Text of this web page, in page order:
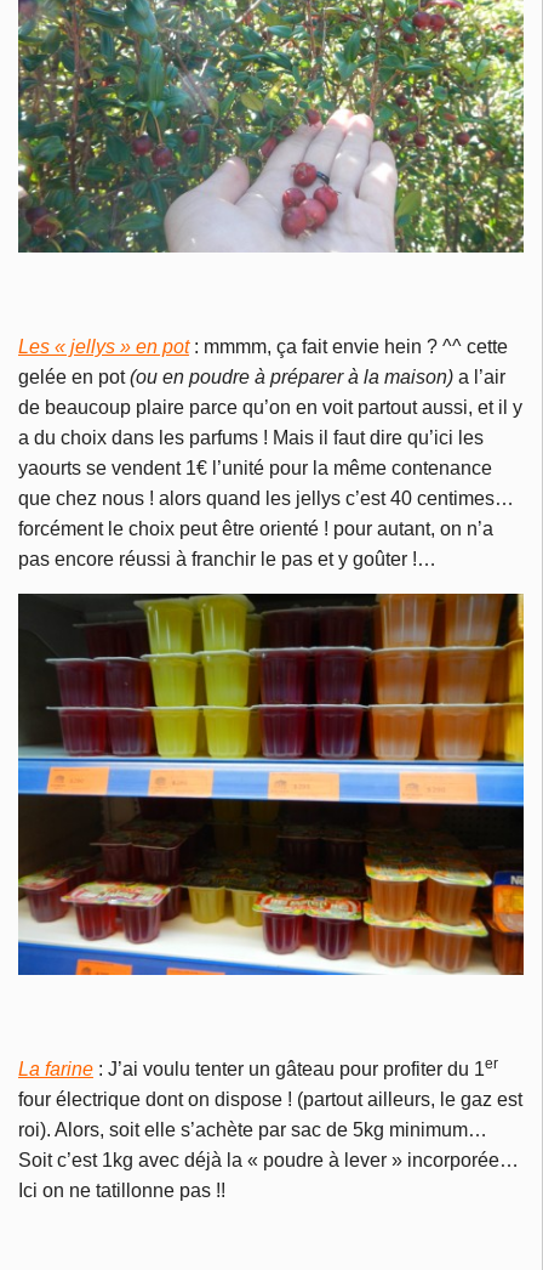
Les « jellys » en pot: mmmm, ça fait envie hein ? ^^ cette
gelée en pot(ou en poudre à préparer à la maison) a l’air
de beaucoup plaire parce qu’on en voit partout aussi, et il y
a du choix dans les parfums ! Mais il faut dire qu’ici les
yaourts se vendent 1€ l’unité pour la même contenance
que chez nous ! alors quand les jellys c’est 40 centimes…
forcément le choix peut être orienté ! pour autant, on n’a
pas encore réussi à franchir le pas et y goûter !…
La farine : J’ai voulu tenter un gâteau pour profiter du 1er
four électrique dont on dispose ! (partout ailleurs, le gaz est
roi). Alors, soit elle s’achète par sac de 5kg minimum…
Soit c’est 1kg avec déjà la « poudre à lever » incorporée…
Ici on ne tatillonne pas !!